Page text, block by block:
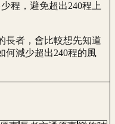
程，避免超出240程上
長者，會比較想先知道
何減少超出240程的風